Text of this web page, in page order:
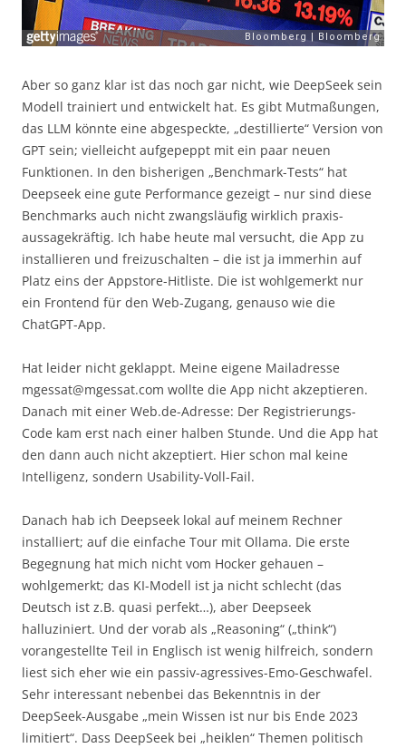
Aber so ganz klar ist das noch gar nicht, wie DeepSeek sein
Modell trainiert und entwickelt hat. Es gibt Mutmaßungen,
das LLM könnte eine abgespeckte, „destillierte“ Version von
GPT sein; vielleicht aufgepeppt mit ein paar neuen
Funktionen. In den bisherigen „Benchmark-Tests“ hat
Deepseek eine gute Performance gezeigt – nur sind diese
Benchmarks auch nicht zwangsläufig wirklich praxis-
aussagekräftig. Ich habe heute mal versucht, die App zu
installieren und freizuschalten – die ist ja immerhin auf
Platz eins der Appstore-Hitliste. Die ist wohlgemerkt nur
ein Frontend für den Web-Zugang, genauso wie die
ChatGPT-App.
Hat leider nicht geklappt. Meine eigene Mailadresse
mgessat@mgessat.com wollte die App nicht akzeptieren.
Danach mit einer Web.de-Adresse: Der Registrierungs-
Code kam erst nach einer halben Stunde. Und die App hat
den dann auch nicht akzeptiert. Hier schon mal keine
Intelligenz, sondern Usability-Voll-Fail.
Danach hab ich Deepseek lokal auf meinem Rechner
installiert; auf die einfache Tour mit Ollama. Die erste
Begegnung hat mich nicht vom Hocker gehauen –
wohlgemerkt; das KI-Modell ist ja nicht schlecht (das
Deutsch ist z.B. quasi perfekt…), aber Deepseek
halluziniert. Und der vorab als „Reasoning“ („think“)
vorangestellte Teil in Englisch ist wenig hilfreich, sondern
liest sich eher wie ein passiv-agressives-Emo-Geschwafel.
Sehr interessant nebenbei das Bekenntnis in der
DeepSeek-Ausgabe „mein Wissen ist nur bis Ende 2023
limitiert“. Dass DeepSeek bei „heiklen“ Themen politisch